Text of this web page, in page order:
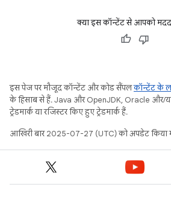
क्या इस कॉन्टेंट से आपको मदद
इस पेज पर मौजूद कॉन्टेंट और कोड सैंपलकॉन्टेंट के
के हिसाब से हैं. Java और OpenJDK, Oracle और/
ट्रेडमार्क या रजिस्टर किए हुए ट्रेडमार्क हैं.
आखिरी बार 2025-07-27 (UTC) को अपडेट किया